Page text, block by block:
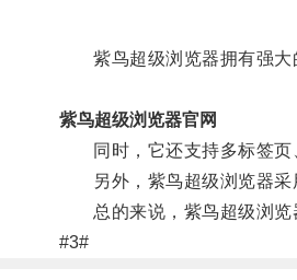
紫鸟超级浏览器拥有强大
紫鸟超级浏览器官网
同时，它还支持多标签页
另外，紫鸟超级浏览器采
总的来说，紫鸟超级浏览
#3#